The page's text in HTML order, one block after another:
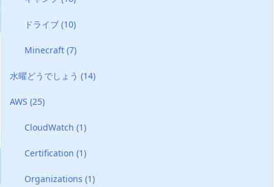
ドライブ(10)
Minecraft(7)
水曜どうでしょう (14)
AWS (25)
CloudWatch(1)
Certification(1)
Organizations(1)